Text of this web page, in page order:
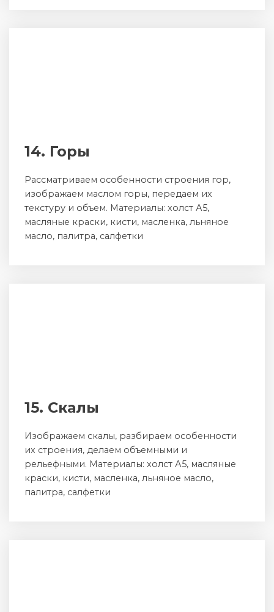
14. Горы
Рассматриваем особенности строения гор,
изображаем маслом горы, передаем их
текстуру и объем. Материалы: холст А5,
масляные краски, кисти, масленка, льняное
масло, палитра, салфетки
15. Скалы
Изображаем скалы, разбираем особенности
их строения, делаем объемными и
рельефными. Материалы: холст А5, масляные
краски, кисти, масленка, льняное масло,
палитра, салфетки